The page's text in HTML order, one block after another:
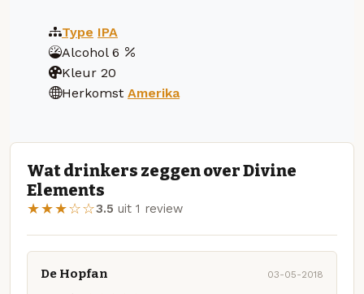
Type IPA
Alcohol 6
Kleur 20
Herkomst Amerika
Wat drinkers zeggen over Divine
Elements
★★★☆☆3.5 uit 1 review
De Hopfan 03-05-2018